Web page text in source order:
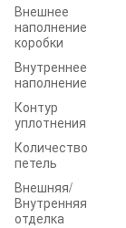
Внешнее
наполнение
коробки
Внутреннее
наполнение
Контур
уплотнения
Количество
петель
Внешняя/
Внутренняя
отделка